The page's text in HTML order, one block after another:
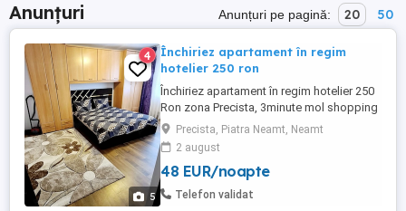
Anunțuri Anunțuri pe pagină: 20 50
5
4
Închiriez apartament în regim
hotelier 250 ron
Închiriez apartament în regim hotelier 250
Ron zona Precista, 3minute mol shopping
City ! Apartamentul este foarte comod,
compus din 2 camere , bae bucătărie și
hol mobilat și utilat situat la parter! Este
situat într-o zonă liniștită! Împrejurimi
shopping city,
Precista, Piatra Neamt, Neamt
2 august
48 EUR/noapte
Telefon validat